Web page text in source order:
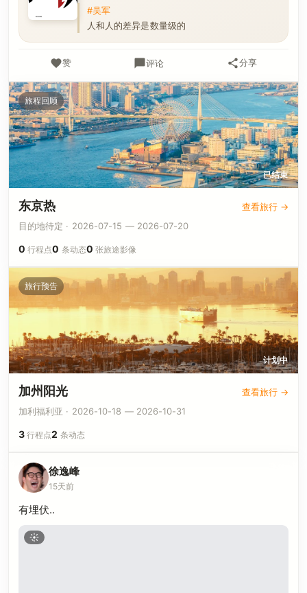
#吴军
人和人的差异是数量级的
赞 评论 分享
旅程回顾
已结束
东京热
查看旅行 →
目的地待定 · 2026-07-15 — 2026-07-20
0 行程点0 条动态0 张旅途影像
旅行预告
计划中
加州阳光
查看旅行 →
加利福利亚 · 2026-10-18 — 2026-10-31
3 行程点2 条动态
徐逸峰
15天前
有埋伏..